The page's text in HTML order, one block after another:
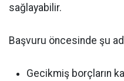
sağlayabilir.
Başvuru öncesinde şu
Gecikmiş borçların